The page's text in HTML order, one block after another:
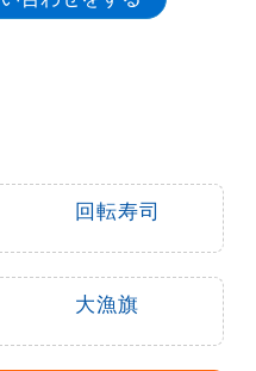
回転寿司
大漁旗